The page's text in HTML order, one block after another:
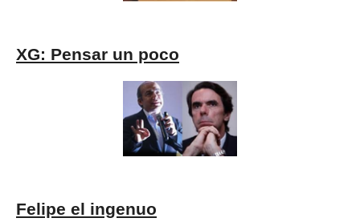
XG: Pensar un poco
Felipe el ingenuo